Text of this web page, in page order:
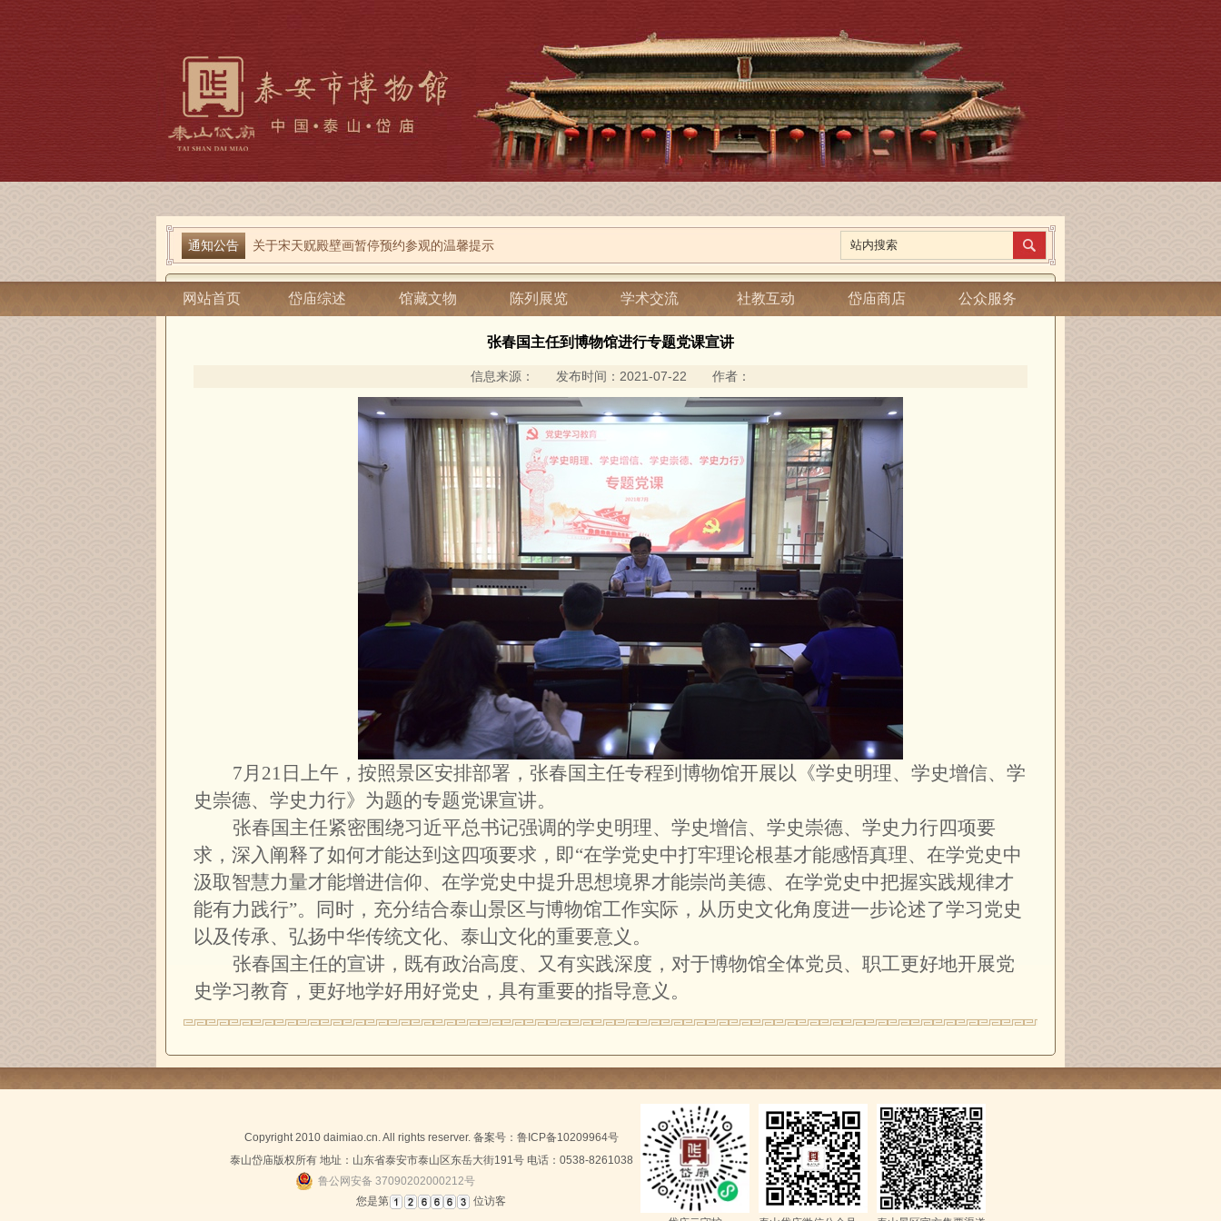
网站首页 岱庙综述 馆藏文物 陈列展览 学术交流 社教互动 岱庙商店 公众服务
通知公告
当前位置： 泰安市博物馆-党史学习教育
张春国主任到博物馆进行专题党课宣讲
信息来源： 发布时间：2021-07-22 作者：
7月21日上午，按照景区安排部署，张春国主任专程到博物馆开展以《学史明理、学史增信、学
史崇德、学史力行》为题的专题党课宣讲。
张春国主任紧密围绕习近平总书记强调的学史明理、学史增信、学史崇德、学史力行四项要
求，深入阐释了如何才能达到这四项要求，即“在学党史中打牢理论根基才能感悟真理、在学党史中
汲取智慧力量才能增进信仰、在学党史中提升思想境界才能崇尚美德、在学党史中把握实践规律才
能有力践行”。同时，充分结合泰山景区与博物馆工作实际，从历史文化角度进一步论述了学习党史
以及传承、弘扬中华传统文化、泰山文化的重要意义。
张春国主任的宣讲，既有政治高度、又有实践深度，对于博物馆全体党员、职工更好地开展党
史学习教育，更好地学好用好党史，具有重要的指导意义。
Copyright 2010 daimiao.cn. All rights reserver. 备案号： 鲁ICP备10209964号
泰山岱庙版权所有 地址：山东省泰安市泰山区东岳大街191号 电话：0538-8261038
鲁公网安备 37090202000212号
您是第
位访客